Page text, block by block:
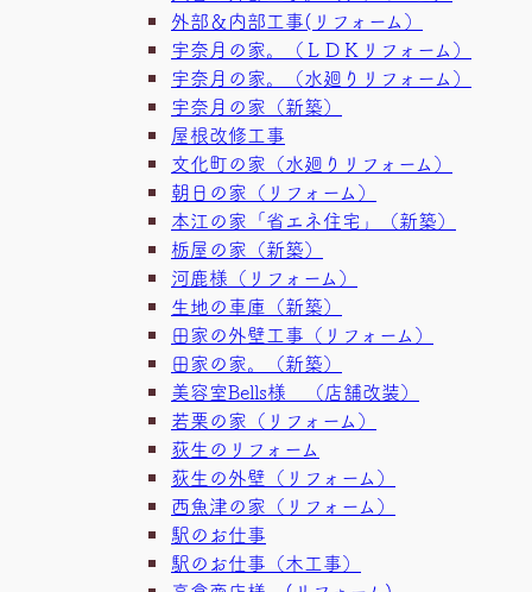
外部＆内部工事(リフォーム）
宇奈月の家。（ＬＤＫリフォーム）
宇奈月の家。（水廻りリフォーム）
宇奈月の家（新築）
屋根改修工事
文化町の家（水廻りリフォーム）
朝日の家（リフォーム）
本江の家「省エネ住宅」（新築）
栃屋の家（新築）
河鹿様（リフォーム）
生地の車庫（新築）
田家の外壁工事（リフォーム）
田家の家。（新築）
美容室Bells様 （店舗改装）
若栗の家（リフォーム）
荻生のリフォーム
荻生の外壁（リフォーム）
西魚津の家（リフォーム）
駅のお仕事
駅のお仕事（木工事）